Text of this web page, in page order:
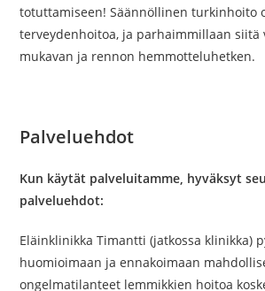
totuttamiseen! Säännöllinen turkinhoito
terveydenhoitoa, ja parhaimmillaan siitä
mukavan ja rennon hemmotteluhetken.
Palveluehdot
Kun käytät palveluitamme, hyväksyt
palveluehdot:
Eläinklinikka Timantti (jatkossa klinikka)
huomioimaan ja ennakoimaan
ongelmatilanteet lemmikkien hoitoa